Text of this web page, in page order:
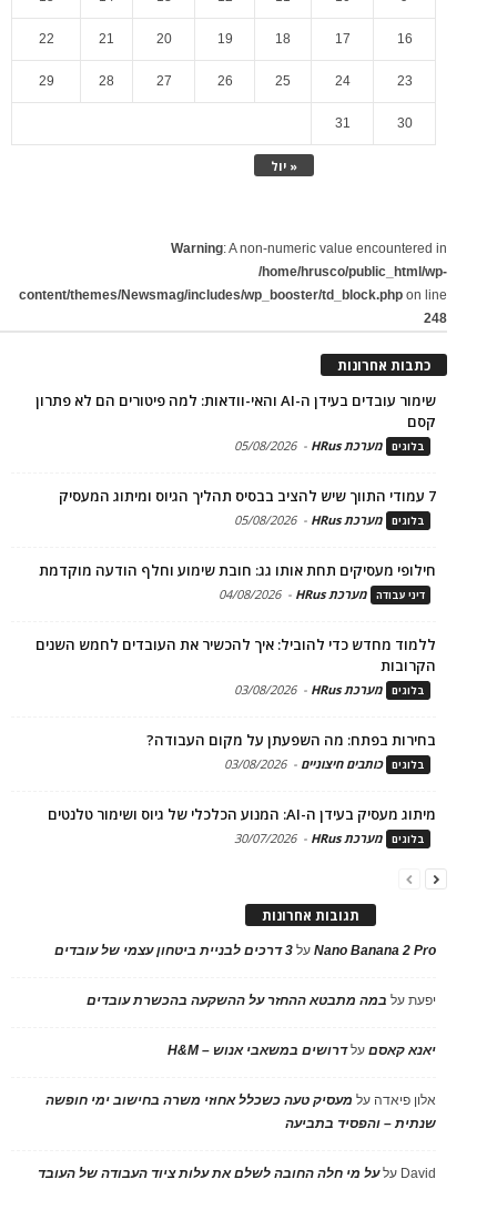
« יול
16
17
18
19
20
21
22
23
24
25
26
27
28
29
30
31
Warning: A non-numeric value encountered in
/home/hrusco/public_html/wp-
content/themes/Newsmag/includes/wp_booster/td_block.php on line
248
כתבות אחרונות
שימור עובדים בעידן ה-AI והאי-וודאות: למה פיטורים הם לא פתרון
קסם
בלוגים מערכת HRus -
05/08/2026
7 עמודי התווך שיש להציב בבסיס תהליך הגיוס ומיתוג המעסיק
בלוגים מערכת HRus -
05/08/2026
חילופי מעסיקים תחת אותו גג: חובת שימוע וחלף הודעה מוקדמת
דיני עבודה מערכת HRus -
04/08/2026
ללמוד מחדש כדי להוביל: איך להכשיר את העובדים לחמש השנים
הקרובות
בלוגים מערכת HRus -
03/08/2026
בחירות בפתח: מה השפעתן על מקום העבודה?
בלוגים כותבים חיצוניים -
03/08/2026
מיתוג מעסיק בעידן ה-AI: המנוע הכלכלי של גיוס ושימור טלנטים
בלוגים מערכת HRus -
30/07/2026
תגובות אחרונות
Nano Banana 2 Proעל 3 דרכים לבניית ביטחון עצמי של עובדים
יפעתעל במה מתבטא ההחזר על ההשקעה בהכשרת עובדים
יאנא קאסםעלדרושים במשאבי אנוש – H&M
אלון פיאדה על מעסיק טעה כשכלל אחוזי משרה בחישוב ימי חופשה
שנתית – והפסיד בתביעה
David עלעל מי חלה החובה לשלם את עלות ציוד העבודה של העובד